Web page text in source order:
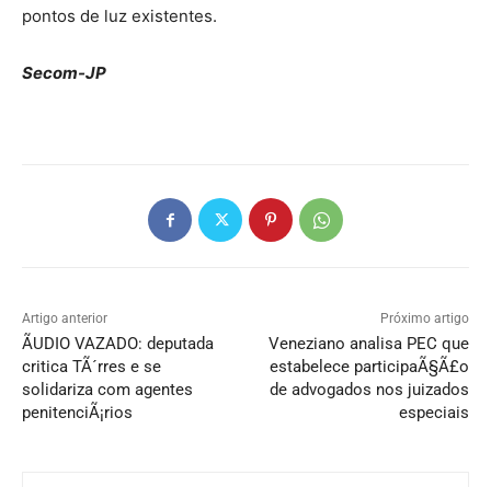
pontos de luz existentes.
Secom-JP
Artigo anterior
ÃUDIO VAZADO: deputada
critica TÃ´rres e se
solidariza com agentes
penitenciÃ¡rios
Próximo artigo
Veneziano analisa PEC que
estabelece participaÃ§Ã£o
de advogados nos juizados
especiais